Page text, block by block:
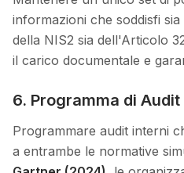
informazioni che soddisfi
della NIS2 sia dell'Articolo
il carico documentale e
6. Programma di
Programmare audit interni
a entrambe le normative